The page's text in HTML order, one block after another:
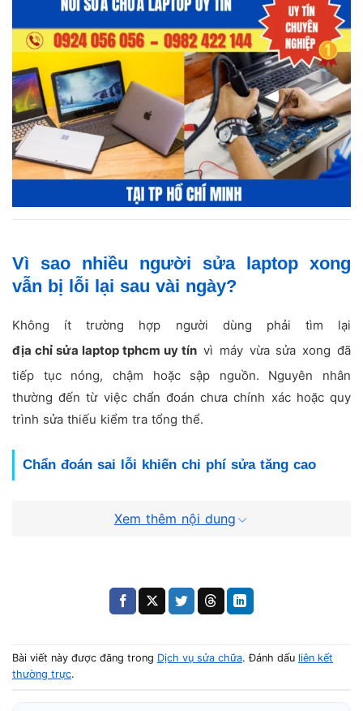
Vì sao nhiều người sửa laptop xong
vẫn bị lỗi lại sau vài ngày?
Không ít trường hợp người dùng phải tìm lại
địa chỉ sửa laptop tphcm uy tín vì máy vừa sửa xong đã
tiếp tục nóng, chậm hoặc sập nguồn. Nguyên nhân
thường đến từ việc chẩn đoán chưa chính xác hoặc quy
trình sửa thiếu kiểm tra tổng thể.
Chẩn đoán sai lỗi khiến chi phí sửa tăng cao
thể không giải quyết được lỗi gốc. Điều này khiến người
Mộtđịa chỉ sửa laptop tphcm uy tín
Xem thêm nội dung
Bài viết này được đăng trong Dịch vụ sửa chữa. Đánh dấu liên kết
thường trực.